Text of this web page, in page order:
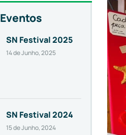
Eventos
SN Festival 2025
14 de Junho, 2025
SN Festival 2024
15 de Junho, 2024